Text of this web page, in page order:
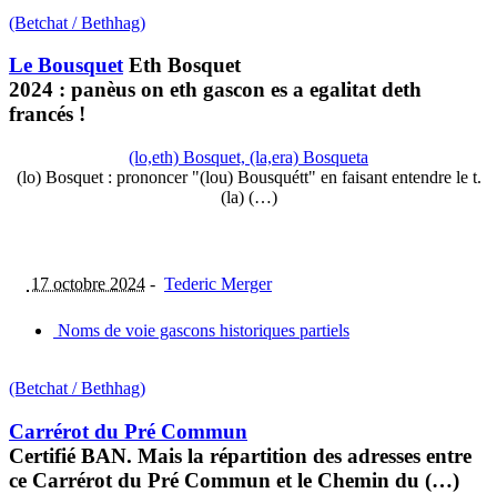
(Betchat / Bethhag)
Le BousquetEth Bosquet
2024 : panèus on eth gascon es a egalitat deth
francés !
(lo,eth) Bosquet, (la,era) Bosqueta
(lo) Bosquet : prononcer "(lou) Bousquétt" en faisant entendre le t.
(la) (…)
17 octobre 2024 - Tederic Merger
Noms de voie gascons historiques partiels
(Betchat / Bethhag)
Carrérot du Pré Commun
Certifié BAN. Mais la répartition des adresses entre
ce Carrérot du Pré Commun et le Chemin du (…)